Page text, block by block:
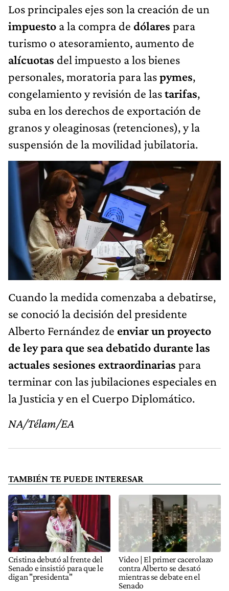
Los principales ejes son la creación de un
impuesto a la compra de dólares para
turismo o atesoramiento, aumento de
alícuotas del impuesto a los bienes
personales, moratoria para laspymes,
congelamiento y revisión de lastarifas,
suba en los derechos de exportación de
granos y oleaginosas (retenciones), y la
suspensión de la movilidad jubilatoria.
Cuando la medida comenzaba a debatirse,
se conoció la decisión del presidente
Alberto Fernández de enviar un proyecto
de ley para que sea debatido durante las
actuales sesiones extraordinarias para
terminar con las jubilaciones especiales en
la Justicia y en el Cuerpo Diplomático.
NA/Télam/EA
TAMBIÉN TE PUEDE INTERESAR
Cristina debutó al frente del
Senado e insistió para que le
digan "presidenta"
Video | El primer cacerolazo
contra Alberto se desató
mientras se debate en el
Senado